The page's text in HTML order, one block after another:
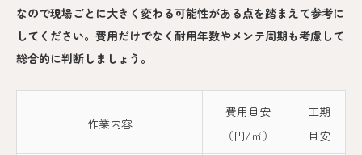
なので現場ごとに大きく変わる可能性がある点を踏まえて参考に
してください。費用だけでなく耐用年数やメンテ周期も考慮して
総合的に判断しましょう。
作業内容
費用目安
（円/㎡）
工期
目安